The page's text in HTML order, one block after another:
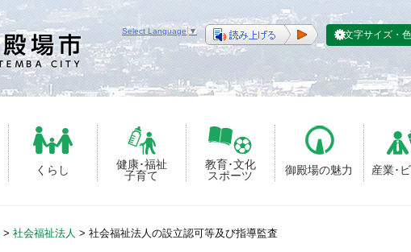
くらし
健康･福祉
子育て
教育･文化
スポーツ
御殿場の魅力 産業･
Select Language ▼ 文字サイズ・
> 社会福祉法人 > 社会福祉法人の設立認可等及び指導監査